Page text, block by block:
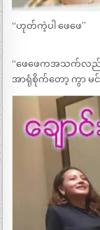
“ဟုတ်ကဲ့ပါ ဖေဖေ”
“ဖေဖေကအသက်လည်းက
အာရုံစိုက်တော့ ကွာ မ